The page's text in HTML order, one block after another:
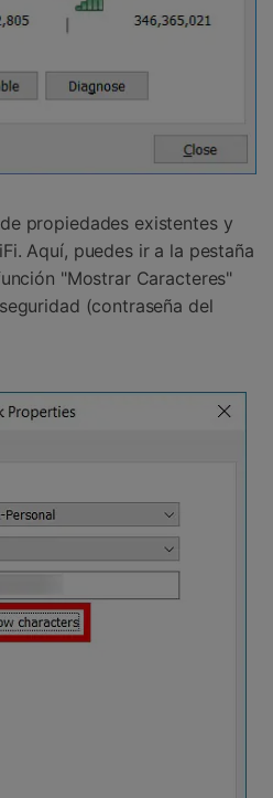
propiedades existentes y
Aquí, puedes ir a la pestaña
"Mostrar Caracteres"
(contraseña del